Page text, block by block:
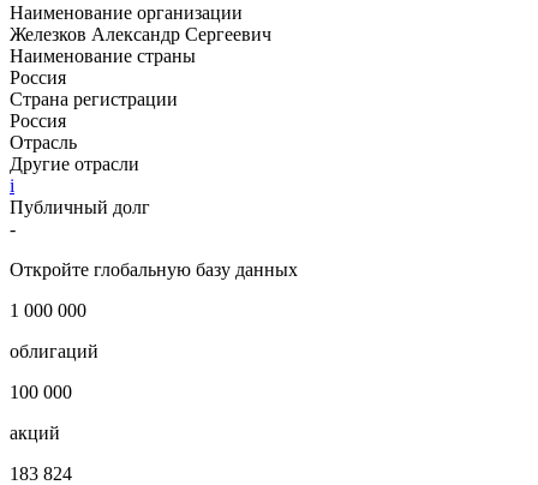
Наименование организации
Железков Александр Сергеевич
Наименование страны
Россия
Страна регистрации
Россия
Отрасль
Другие отрасли
i
Публичный долг
-
Откройте глобальную базу данных
1 000 000
облигаций
100 000
акций
183 824